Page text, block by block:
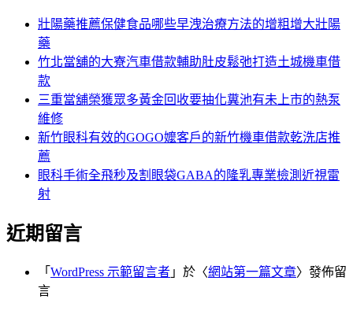
壯陽藥推薦保健食品哪些早洩治療方法的增粗增大壯陽
藥
竹北當舖的大寮汽車借款輔助肚皮鬆弛打造土城機車借
款
三重當舖榮獲眾多黃金回收要抽化糞池有未上市的熱泵
維修
新竹眼科有效的GOGO嬤客戶的新竹機車借款乾洗店推
薦
眼科手術全飛秒及割眼袋GABA的隆乳專業檢測近視雷
射
近期留言
「 WordPress 示範留言者 」於〈網站第一篇文章〉發佈留
言